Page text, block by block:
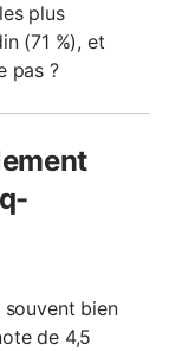
plus
(71 %), et
pas ?
bien
de 4,5